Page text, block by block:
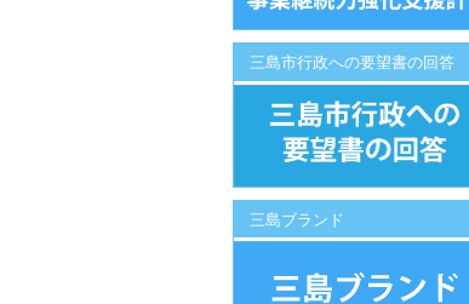
三島市行政への要望書の回答
三島ブランド